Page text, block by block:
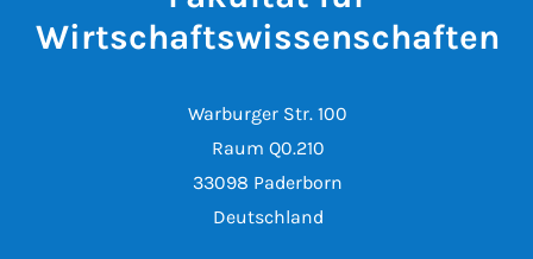
Wirtschaftswissenschaften
Warburger Str. 100
Raum Q0.210
33098 Paderborn
Deutschland